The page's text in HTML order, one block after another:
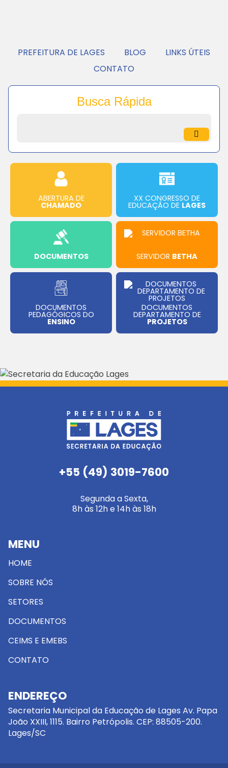
PREFEITURA DE LAGES BLOG
LINKS ÚTEIS
CONTATO
Busca Rápida
ABERTURA DE
CHAMADO
XX CONGRESSO DE
EDUCAÇÃO DE LAGES
DOCUMENTOS SERVIDOR BETHA
DOCUMENTOS
PEDAGÓGICOS DO
ENSINO
DOCUMENTOS
DEPARTAMENTO DE
PROJETOS
+55 (49) 3019-7600
Segunda a Sexta,
8h às 12h e 14h às 18h
MENU
HOME
SOBRE NÓS
SETORES
DOCUMENTOS
CEIMS E EMEBS
CONTATO
ENDEREÇO
Secretaria Municipal da Educação de Lages Av. Papa
João XXIII, 1115. Bairro Petrópolis. CEP: 88505-200.
Lages/SC